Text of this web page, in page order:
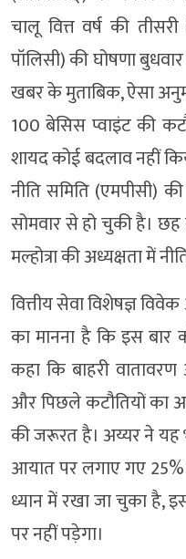
चालू वित्त वर्ष की तीसरी
पॉलिसी) की घोषणा
खबर के मुताबिक, ऐसा
100 बेसिस प्वाइंट की
शायद कोई बदलाव नहीं
नीति समिति (एमपीसी)
सोमवार से हो चुकी है।
मल्होत्रा की अध्यक्षता में
वित्तीय सेवा विशेषज्ञ विवेक
का मानना है कि इस बार
कहा कि बाहरी
और पिछले कटौतियों का
की जरूरत है। अय्यर ने यह
आयात पर लगाए गए
ध्यान में रखा जा चुका है,
पर नहीं पड़ेगा।